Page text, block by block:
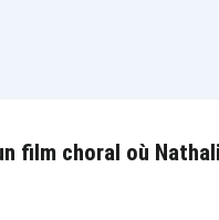
film choral où